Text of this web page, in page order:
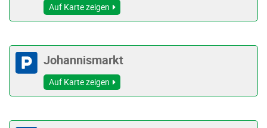
Auf Karte zeigen
Johannismarkt
Auf Karte zeigen